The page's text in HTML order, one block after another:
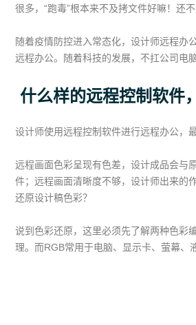
很多，“跑毒”根本来不及拷文件好嘛！还
随着疫情防控进入常态化，设计师远程办
远程办公。随着科技的发展，不扛公司电
什么样的远程控制软件
设计师使用远程控制软件进行远程办公，
远程画面色彩呈现有色差，设计成品会与
件；远程画面清晰度不够，设计师出来的
还原设计稿色彩？
说到色彩还原，这里必须先了解两种色彩
理。而RGB常用于电脑、显示卡、萤幕、